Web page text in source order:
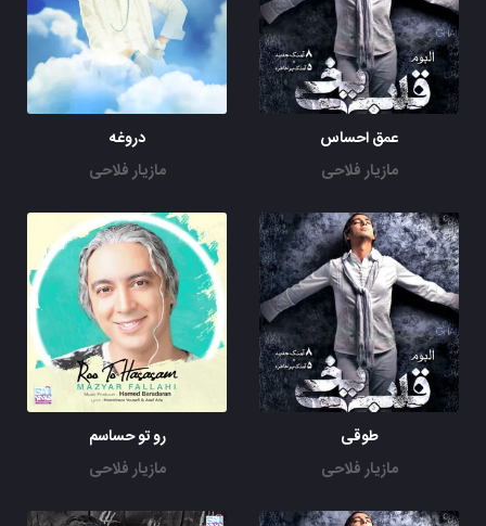
عمق احساس
مازیار فلاحی
دروغه
مازیار فلاحی
طوقی
مازیار فلاحی
رو تو حساسم
مازیار فلاحی